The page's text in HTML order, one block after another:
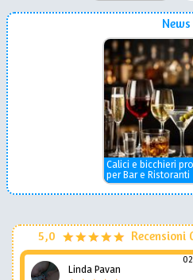
News
Calici e bicchieri
per Bar e Ristoranti
5,0 Recensioni
Linda Pavan